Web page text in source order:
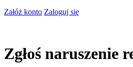
Załóż konto Zaloguj się
Zgłoś naruszenie